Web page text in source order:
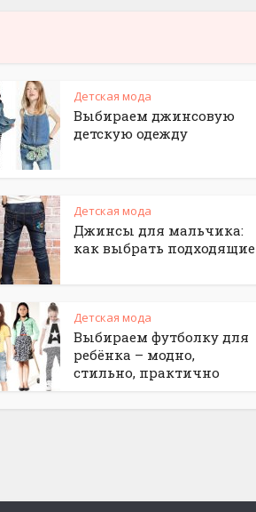
Детская мода
Выбираем джинсовую
детскую одежду
Детская мода
Джинсы для мальчика:
как выбрать подходящие
Детская мода
Выбираем футболку для
ребёнка – модно,
стильно, практично